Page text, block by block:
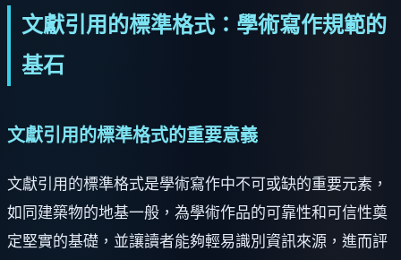
文獻引用的標準格式：學術寫作規範的
基石
文獻引用的標準格式的重要意義
文獻引用的標準格式是學術寫作中不可或缺的重要元素，
如同建築物的地基一般，為學術作品的可靠性和可信性奠
定堅實的基礎，並讓讀者能夠輕易識別資訊來源，進而評